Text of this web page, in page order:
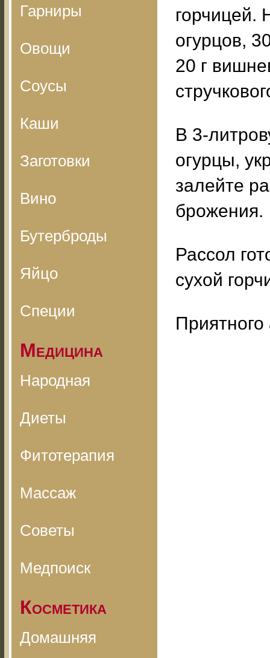
Гарниры
Овощи
Соусы
Каши
Заготовки
Вино
Бутерброды
Яйцо
Специи
Медицина
Народная
Диеты
Фитотерапия
Массаж
Советы
Медпоиск
Косметика
Домашняя
горчицей.
огурцов,
20 г
В 3-
огурцы,
залейте
брожения.
Рассол
сухой
Приятного